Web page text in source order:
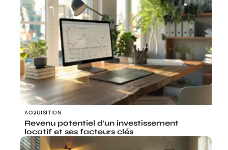
ACQUISITION
Revenu potentiel d’un investissement
locatif et ses facteurs clés